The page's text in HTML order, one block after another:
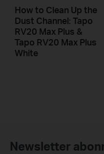
How to Clean Up the
Dust Channel: Tapo
RV20 Max Plus &
Tapo RV20 Max Plus
White
Newsletter